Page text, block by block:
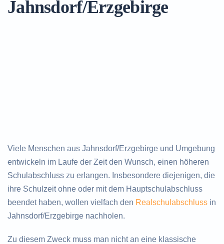
Jahnsdorf/Erzgebirge
Viele Menschen aus Jahnsdorf/Erzgebirge und Umgebung
entwickeln im Laufe der Zeit den Wunsch, einen höheren
Schulabschluss zu erlangen. Insbesondere diejenigen, die
ihre Schulzeit ohne oder mit dem Hauptschulabschluss
beendet haben, wollen vielfach den Realschulabschluss in
Jahnsdorf/Erzgebirge nachholen.
Zu diesem Zweck muss man nicht an eine klassische